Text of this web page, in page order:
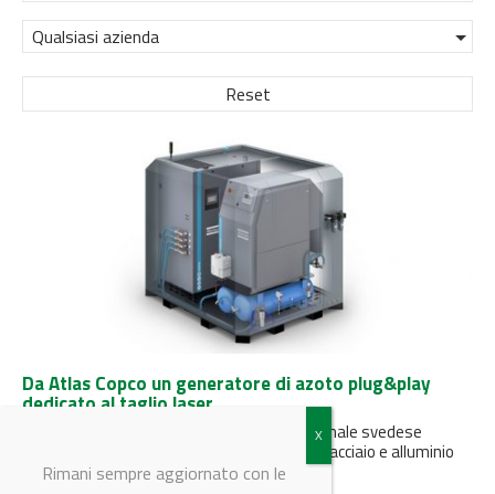
Qualsiasi azienda
Reset
Da Atlas Copco un generatore di azoto plug&play
dedicato al taglio laser
Il nuovo sistema all-in-one della multinazionale svedese
garantisce efficienza nel taglio di lamiere di acciaio e alluminio
utilizzate nei principali...
Rimani sempre aggiornato con le